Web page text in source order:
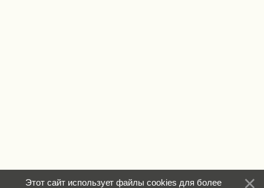
Этот сайт использует файлы cookies для более